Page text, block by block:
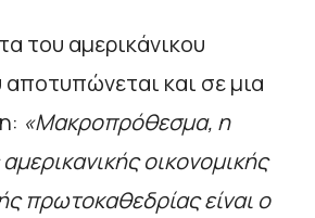
του αμερικάνικου
αποτυπώνεται και σε μια
«Μακροπρόθεσμα, η
οικονομικής
πρωτοκαθεδρίας είναι ο